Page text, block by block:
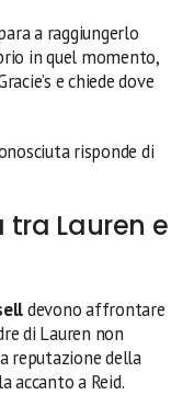
a raggiungerlo
in quel momento,
e chiede dove
risponde di
tra Lauren e
devono affrontare
di Lauren non
reputazione della
accanto a Reid.